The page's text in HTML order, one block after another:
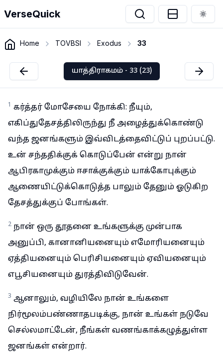
VerseQuick
Home TOVBSI Exodus 33
யாத்திராகமம் - 33 (23)
1 கர்த்தர் மோசேயை நோக்கி: நீயும்,
எகிப்துதேசத்திலிருந்து நீ அழைத்துக்கொண்டு
வந்த ஜனங்களும் இவ்விடத்தைவிட்டுப் புறப்பட்டு.
உன் சந்ததிக்குக் கொடுப்பேன் என்று நான்
ஆபிரகாமுக்கும் ஈசாக்குக்கும் யாக்கோபுக்கும்
ஆணையிட்டுக்கொடுத்த பாலும் தேனும் ஓடுகிற
தேசத்துக்குப் போங்கள்.
2 நான் ஒரு தூதனை உங்களுக்கு முன்பாக
அனுப்பி, கானானியனையும் எமோரியனையும்
ஏத்தியனையும் பெரிசியனையும் ஏவியனையும்
எபூசியனையும் துரத்திவிடுவேன்.
3 ஆனாலும், வழியிலே நான் உங்களை
நிர்மூலம்பண்ணாதபடிக்கு, நான் உங்கள் நடுவே
செல்லமாட்டேன், நீங்கள் வணங்காக்கழுத்துள்ள
ஜனங்கள் என்றார்.